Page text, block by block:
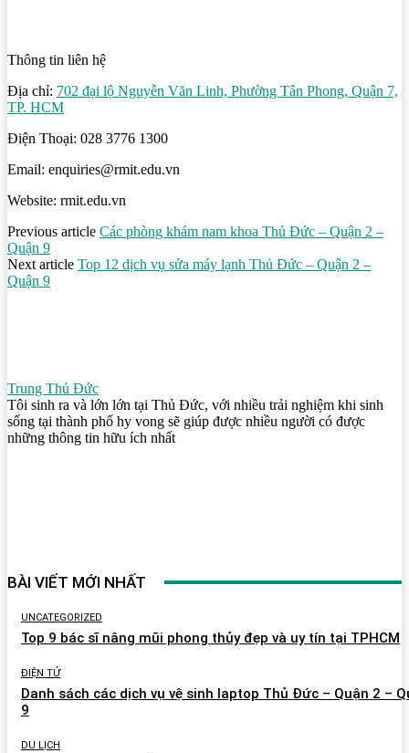
Thông tin liên hệ
Địa chỉ: 702 đại lộ Nguyễn Văn Linh, Phường Tân Phong, Quận 7,
TP. HCM
Điện Thoại: 028 3776 1300
Email: enquiries@rmit.edu.vn
Website: rmit.edu.vn
Previous article Các phòng khám nam khoa Thủ Đức – Quận 2 –
Quận 9
Next article Top 12 dịch vụ sửa máy lạnh Thủ Đức – Quận 2 –
Quận 9
Trung Thủ Đức
Tôi sinh ra và lớn lớn tại Thủ Đức, với nhiều trải nghiệm khi sinh
sống tại thành phố hy vong sẽ giúp được nhiều người có được
những thông tin hữu ích nhất
BÀI VIẾT MỚI NHẤT
UNCATEGORIZED
Top 9 bác sĩ nâng mũi phong thủy đẹp và uy tín tại TPHCM
ĐIỆN TỬ
Danh sách các dịch vụ vệ sinh laptop Thủ Đức – Quận 2 –
9
DU LỊCH